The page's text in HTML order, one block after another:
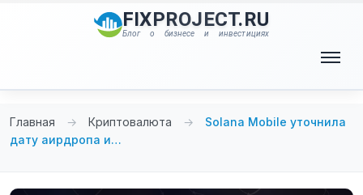
FIXPROJECT.RU
Блог о бизнесе и инвестициях
Главная → Криптовалюта →
Solana Mobile уточнила
дату аирдропа и…